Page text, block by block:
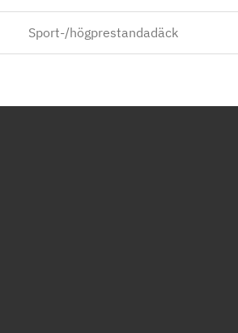
Sport-/högprestandadäck